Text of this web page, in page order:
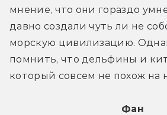
мнение, что они гораздо
давно создали чуть ли не
морскую цивилизацию.
помнить, что дельфины и
который совсем не похож на
Фан